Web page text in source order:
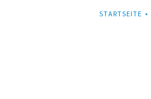
NAVIGATION
STARTSEITE